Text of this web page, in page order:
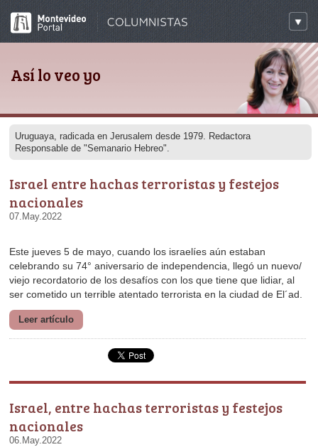
Así lo veo yo
Responsable de "Semanario Hebreo".
nacionales
07.May.2022
ser cometido un terrible atentado terrorista en la ciudad de El´ad.
Leer artículo
nacionales
06.May.2022